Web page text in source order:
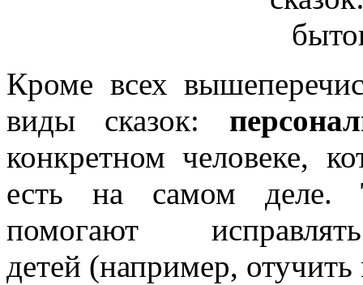
Кроме всех
виды сказок:
конкретном человеке,
есть на самом деле.
помогают
детей (например, отучить